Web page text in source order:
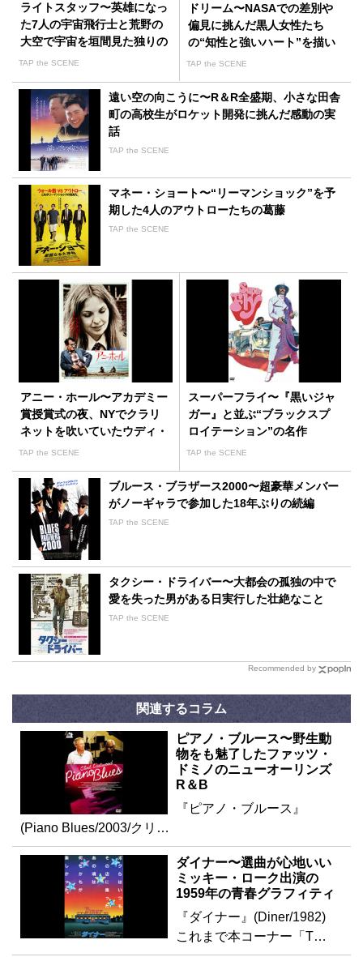
ライトスタッフ〜英雄になっ
た7人の宇宙飛行士と荒野の
大空で宇宙を垣間見た独りの
男
TAP the SCENE
ドリーム〜NASAでの差別や
偏見に挑んだ黒人女性たち
の“知性と強いハート”を描い
た感動作
TAP the SCENE
遠い空の向こうに〜R＆R全盛期、小さな田舎
町の高校生がロケット開発に挑んだ感動の実
話
TAP the SCENE
マネー・ショート〜“リーマンショック”を予
期した4人のアウトローたちの葛藤
TAP the SCENE
アニー・ホール〜アカデミー
賞授賞式の夜、NYでクラリ
ネットを吹いていたウディ・
アレン
TAP the SCENE
スーパーフライ〜『黒いジャ
ガー』と並ぶ“ブラックスプ
ロイテーション”の名作
TAP the SCENE
ブルース・ブラザース2000〜超豪華メンバー
がノーギャラで参加した18年ぶりの続編
TAP the SCENE
タクシー・ドライバー〜大都会の孤独の中で
愛を失った男がある日実行した壮絶なこと
TAP the SCENE
Recommended by
関連するコラム
ピアノ・ブルース〜野生動
物をも魅了したファッツ・
ドミノのニューオーリンズ
R＆B
『ピアノ・ブルース』
(Piano Blues/2003/クリ…
ダイナー〜選曲が心地いい
ミッキー・ローク出演の
1959年の青春グラフィティ
『ダイナー』(Diner/1982)
これまで本コーナー「T…